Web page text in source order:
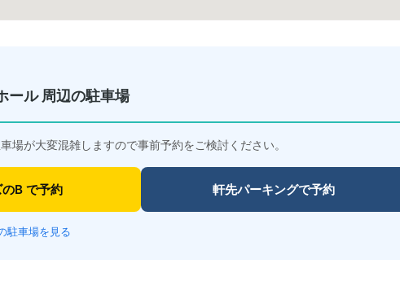
ール 周辺の駐車場
場が大変混雑しますので事前予約をご検討ください。
B で予約 軒先パーキングで予約
駐車場を見る